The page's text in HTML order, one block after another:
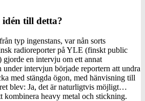
till detta?
typ ingenstans, var nån sorts
radioreporter på YLE (finskt public
gjorde en intervju om ett annat
under intervjun började reportern att undra
med stängda ögon, med hänvisning till
blev: Ja, det är naturligtvis möjligt…
kombinera heavy metal och stickning.